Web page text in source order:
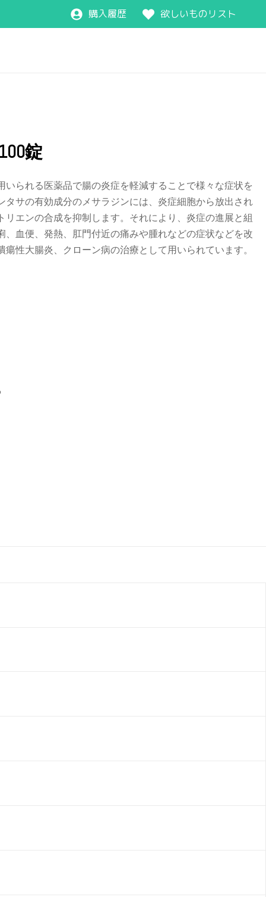
購入履歴 欲しいものリスト
錠
いられる医薬品で腸の炎症を軽減することで様々な症状を
タサの有効成分のメサラジンには、炎症細胞から放出され
リエンの合成を抑制します。それにより、炎症の進展と組
、血便、発熱、肛門付近の痛みや腫れなどの症状などを改
性大腸炎、クローン病の治療として用いられています。